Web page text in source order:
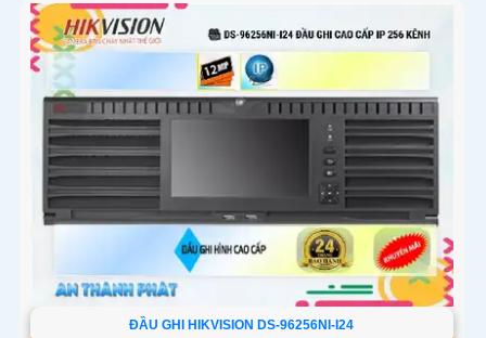
ĐẦU GHI HIKVISION DS-96256NI-I24